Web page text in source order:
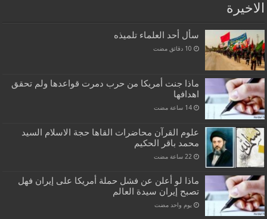
الاخيرة
سأل أحد العلماء تلميذه
ماذا جنت أمريكا من حرب دمرت قواعدها ولم تحقق
اهدافها
‏14 ساعة مضت
علوم القرآن محاضرات القاها حجة الاسلام السيد
محمد باقر الحكيم
ماذا لو أعلن عن فشل حملة أمريكا على إيران فهل
تصبح إيران سيدة العالم
‏يوم واحد مضت